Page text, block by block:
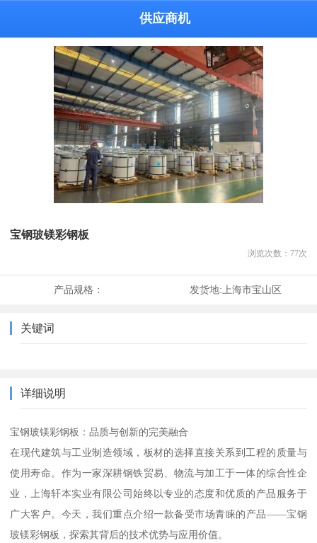
供应商机
宝钢玻镁彩钢板
浏览次数： 77次
产品规格： 发货地:上海市宝山区
关键词
详细说明
宝钢玻镁彩钢板：品质与创新的完美融合
在现代建筑与工业制造领域，板材的选择直接关系到工程的质量与
使用寿命。作为一家深耕钢铁贸易、物流与加工于一体的综合性企
业，上海轩本实业有限公司始终以专业的态度和优质的产品服务于
广大客户。今天，我们重点介绍一款备受市场青睐的产品——宝钢
玻镁彩钢板，探索其背后的技术优势与应用价值。